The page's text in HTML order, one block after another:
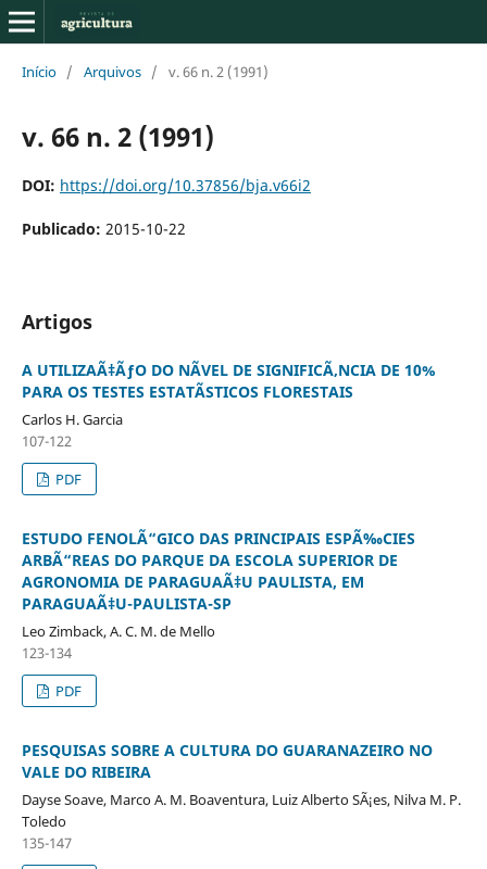
Início / Arquivos / v. 66 n. 2 (1991)
v. 66 n. 2 (1991)
DOI: https://doi.org/10.37856/bja.v66i2
Publicado: 2015-10-22
Artigos
A UTILIZAÃ‡ÃƒO DO NÃVEL DE SIGNIFICÃ‚NCIA DE 10%
PARA OS TESTES ESTATÃSTICOS FLORESTAIS
Carlos H. Garcia
107-122
PDF
ESTUDO FENOLÃ“GICO DAS PRINCIPAIS ESPÃ‰CIES
ARBÃ“REAS DO PARQUE DA ESCOLA SUPERIOR DE
AGRONOMIA DE PARAGUAÃ‡U PAULISTA, EM
PARAGUAÃ‡U-PAULISTA-SP
Leo Zimback, A. C. M. de Mello
123-134
PDF
PESQUISAS SOBRE A CULTURA DO GUARANAZEIRO NO
VALE DO RIBEIRA
Dayse Soave, Marco A. M. Boaventura, Luiz Alberto SÃ¡es, Nilva M. P.
Toledo
135-147